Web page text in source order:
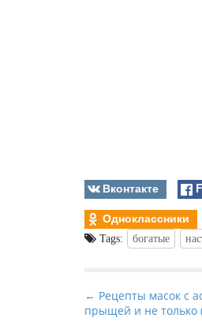
Вконтакте
Одноклассники
Tags: богатые
P
o
← Рецепты масок с
прыщей и не только